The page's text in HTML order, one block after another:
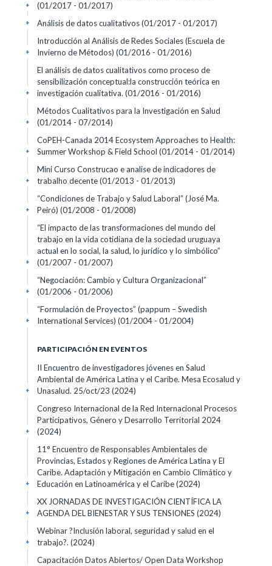
(01/2017 - 01/2017)
+
Análisis de datos cualitativos(01/2017 - 01/2017)
+
Introducción al Análisis de Redes Sociales (Escuela de
Invierno de Métodos) (01/2016 - 01/2016)
+
El análisis de datos cualitativos como proceso de
sensibilización conceptual:la construcción teórica en
investigación cualitativa. (01/2016 - 01/2016)
+
Métodos Cualitativos para la Investigación en Salud
(01/2014 - 07/2014)
+
CoPEH-Canada 2014 Ecosystem Approaches to Health:
Summer Workshop & Field School (01/2014 - 01/2014)
+
Mini Curso Construcao e analise de indicadores de
trabalho decente(01/2013 - 01/2013)
+
“Condiciones de Trabajo y Salud Laboral” (José Ma.
Peiró) (01/2008 - 01/2008)
+
“El impacto de las transformaciones del mundo del
trabajo en la vida cotidiana de la sociedad uruguaya
actual en lo social, la salud, lo jurídico y lo simbólico”
(01/2007 - 01/2007)
+
“Negociación: Cambio y Cultura Organizacional”
(01/2006 - 01/2006)
+
“Formulación de Proyectos” (pappum – Swedish
International Services) (01/2004 - 01/2004)
+
PARTICIPACIÓN EN EVENTOS
II Encuentro de investigadores jóvenes en Salud
Ambiental de América Latina y el Caribe. Mesa Ecosalud y
Unasalud. 25/oct/23 (2024)
+
Congreso Internacional de la Red Internacional Procesos
Participativos, Género y Desarrollo Territorial 2024
(2024)
+
11° Encuentro de Responsables Ambientales de
Provincias, Estados y Regiones de América Latina y El
Caribe. Adaptación y Mitigación en Cambio Climático y
Educación en Latinoamérica y el Caribe(2024)
+
XX JORNADAS DE INVESTIGACIÓN CIENTÍFICA LA
AGENDA DEL BIENESTAR Y SUS TENSIONES (2024)
+
Webinar ?Inclusión laboral, seguridad y salud en el
trabajo?. (2024)
+
Capacitación Datos Abiertos/ Open Data Workshop